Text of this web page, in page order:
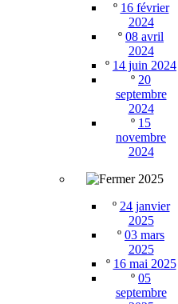
º 16 février
2024
º 08 avril
2024
º 14 juin 2024
º 20
septembre
2024
º 15
novembre
2024
2025
º 24 janvier
2025
º 03 mars
2025
º 16 mai 2025
º 05
septembre